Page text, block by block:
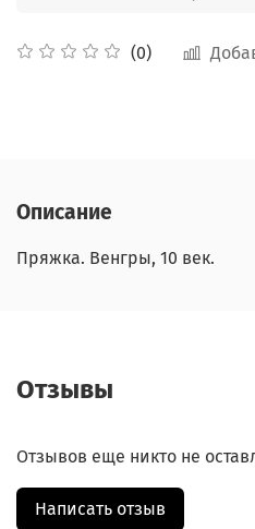
(0)
Описание
Пряжка. Венгры, 10 век.
Отзывы
Отзывов еще никто не
Написать отзыв